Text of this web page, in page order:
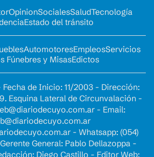
OpinionSocialesSaludTecnología
Estado del tránsito
AutomotoresEmpleosServicios
Fúnebres y MisasEdictos
de Inicio: 11/2003 - Dirección:
Esquina Lateral de Circunvalación -
- Email:
- Whatsapp: (054)
General: Pablo Dellazoppa -
Diego Castillo - Editor Web: